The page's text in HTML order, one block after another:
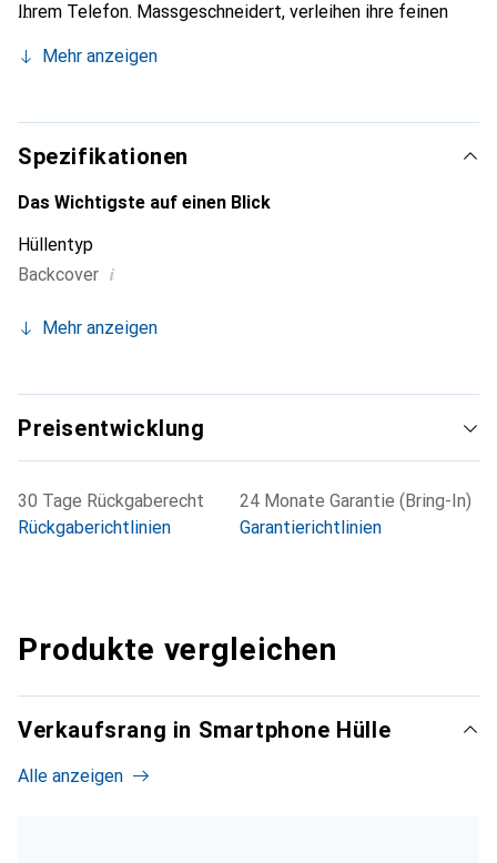
Ihrem Telefon. Massgeschneidert, verleihen ihre feinen
und unverzichtbaren Accessoire für Ihr Smartphone.
die Marke Noreve eine zuverlässige Wahl für eine
anspruchsvolle Kundschaft.
Mehr anzeigen
Spezifikationen
Das Wichtigste auf einen Blick
Hüllentyp
Backcover i
Mehr anzeigen
Preisentwicklung
30 Tage Rückgaberecht
Rückgaberichtlinien
24 Monate Garantie (Bring-In)
Garantierichtlinien
Produkte vergleichen
Verkaufsrang in Smartphone Hülle
Alle anzeigen